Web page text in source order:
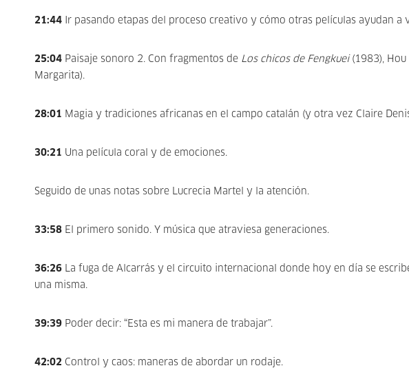
21:44 Ir pasando etapas del proceso creativo y cómo otras películas ayudan a
25:04 Paisaje sonoro 2. Con fragmentos de Los chicos de Fengkuei(1983), Hou
Margarita).
28:01 Magia y tradiciones africanas en el campo catalán (y otra vez Claire
30:21 Una película coral y de emociones.
Seguido de unas notas sobre Lucrecia Martel y la atención.
33:58 El primero sonido. Y música que atraviesa generaciones.
36:26 La fuga de Alcarrás y el circuito internacional donde hoy en día se
una misma.
39:39 Poder decir: “Esta es mi manera de trabajar”.
42:02 Control y caos: maneras de abordar un rodaje.